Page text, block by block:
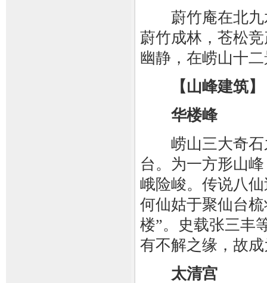
蔚竹庵在北九
蔚竹成林，苍松
幽静，在崂山十
【山峰建筑】
华楼峰
崂山三大奇石
台。为一方形山
峨险峻。传说八
何仙姑于聚仙台
楼”。史载张三丰
有不解之缘，故
太清宫